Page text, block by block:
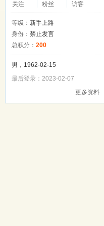
关注
粉丝
访客
等级： 新手上路
身份： 禁止发言
总积分： 200
男，1962-02-15
最后登录：2023-02-07
更多资料